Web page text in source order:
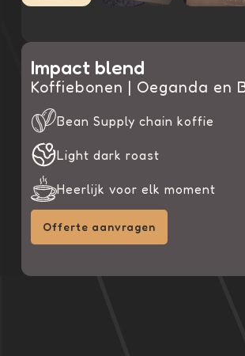
Impact blend
Koffiebonen | Oeganda en
Bean Supply chain koffie
Light dark roast
Heerlijk voor elk moment
Offerte aanvragen